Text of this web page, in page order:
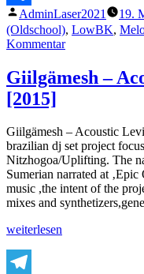
Teilen
Veröffentlicht
von
AdminLaser2021 19.
(Oldschool), LowBK,
Kommentarzu
Andromeda
Sunset
Remix)
Giilgämesh –
[2015]
Giilgämesh – Acoustic
brazilian dj set project
Nitzhogoa/Uplifting. The
Sumerian narrated at
music ,the intent of the
mixes and
„Giilgämesh
Acoustic
weiterlesen